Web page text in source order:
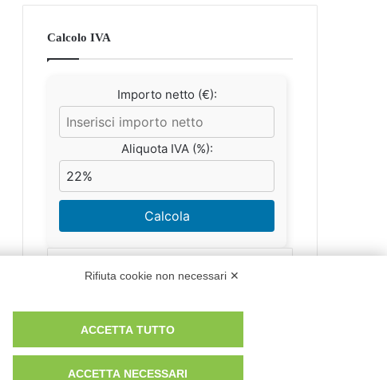
Calcolo IVA
Importo netto (€):
Aliquota IVA (%):
Calcola
Scorporo IVA
Importo lordo (€):
Rifiuta cookie non necessari ✕
ACCETTA TUTTO
ACCETTA NECESSARI